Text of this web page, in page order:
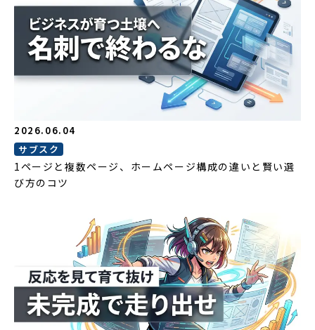
2026.06.04
サブスク
1ページと複数ページ、ホームページ構成の違いと賢い選
び方のコツ